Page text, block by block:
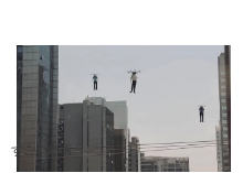
すごい動画